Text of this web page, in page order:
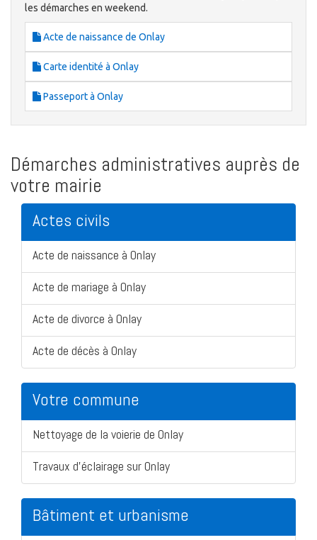
les démarches en weekend.
Acte de naissance de Onlay
Carte identité à Onlay
Passeport à Onlay
Démarches administratives auprès de
votre mairie
Actes civils
Acte de naissance à Onlay
Acte de mariage à Onlay
Acte de divorce à Onlay
Acte de décès à Onlay
Votre commune
Nettoyage de la voierie de Onlay
Travaux d'éclairage sur Onlay
Bâtiment et urbanisme